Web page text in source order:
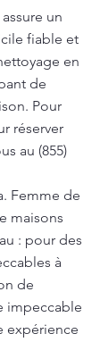
un
fiable et
en
de
Pour
réserver
au (855)
. Femme de
maisons
: pour des
à
de
impeccable
expérience